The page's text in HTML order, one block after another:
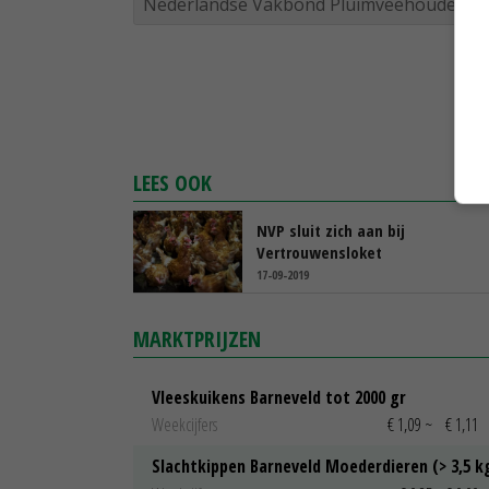
LEES OOK
NVP sluit zich aan bij
Vertrouwensloket
17-09-2019
MARKTPRIJZEN
Vleeskuikens Barneveld tot 2000 gr
Weekcijfers
€ 1,09 ~ € 1,11
Slachtkippen Barneveld Moederdieren (> 3,5